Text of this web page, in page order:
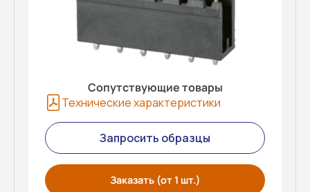
Сопутствующие товары
Технические характеристики
Запросить образцы
Заказать (от 1 шт.)